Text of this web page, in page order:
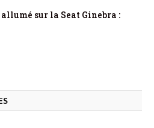
sur la Seat Ginebra :